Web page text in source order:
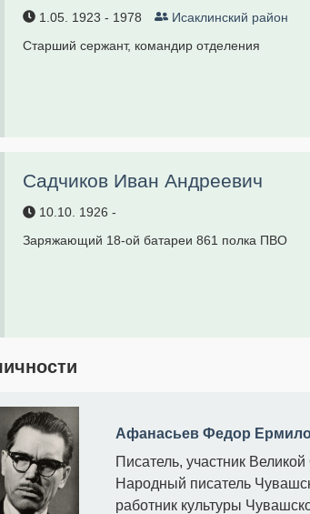
1.05. 1923- 1978
Исаклинский район
Старший сержант, командир отделения
Садчиков Иван Андреевич
10.10. 1926-
Заряжающий 18-ой батареи 861 полка ПВО
Афанасьев Федор
Писатель, участник
Народный писатель
работник культуры